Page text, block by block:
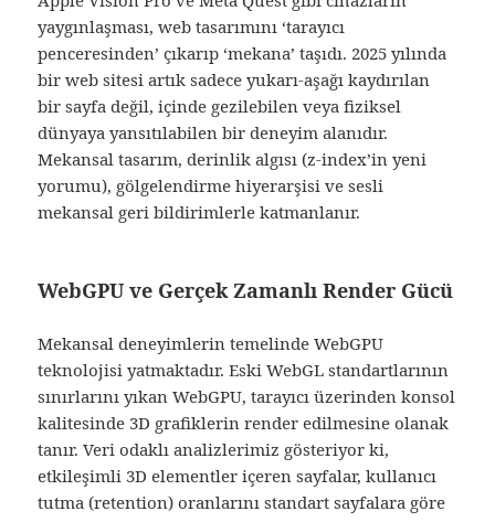
yaygınlaşması, web tasarımını ‘tarayıcı
penceresinden’ çıkarıp ‘mekana’ taşıdı. 2025 yılında
bir web sitesi artık sadece yukarı-aşağı kaydırılan
bir sayfa değil, içinde gezilebilen veya fiziksel
dünyaya yansıtılabilen bir deneyim alanıdır.
Mekansal tasarım, derinlik algısı (z-index’in yeni
yorumu), gölgelendirme hiyerarşisi ve sesli
mekansal geri bildirimlerle katmanlanır.
WebGPU ve Gerçek Zamanlı Render Gücü
Mekansal deneyimlerin temelinde WebGPU
teknolojisi yatmaktadır. Eski WebGL standartlarının
sınırlarını yıkan WebGPU, tarayıcı üzerinden konsol
kalitesinde 3D grafiklerin render edilmesine olanak
tanır. Veri odaklı analizlerimiz gösteriyor ki,
etkileşimli 3D elementler içeren sayfalar, kullanıcı
tutma (retention) oranlarını standart sayfalara göre